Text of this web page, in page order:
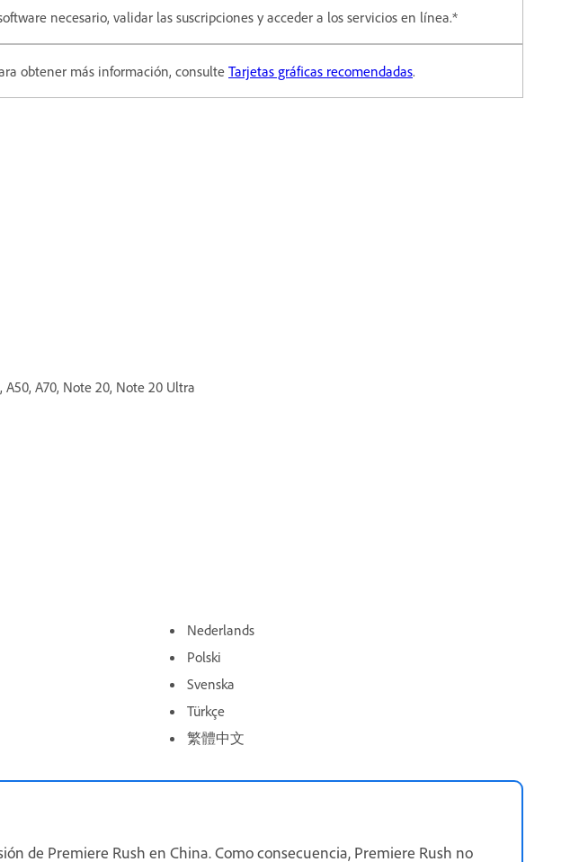
necesario, validar las suscripciones y acceder a los servicios en línea.*
obtener más información, consulte Tarjetas gráficas recomendadas.
A50, A70, Note 20, Note 20 Ultra
Nederlands
Polski
Svenska
Türkçe
繁體中文
de Premiere Rush en China. Como consecuencia, Premiere Rush no